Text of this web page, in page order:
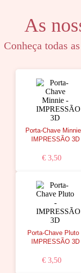
As
Conheça todas
Porta-Chave
IMPRESSÃO 3D
€ 3,50
Porta-Chave Pluto
IMPRESSÃO 3D
€ 3,50